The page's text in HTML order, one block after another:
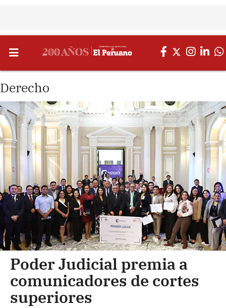
Derecho
Poder Judicial premia a
comunicadores de cortes
superiores